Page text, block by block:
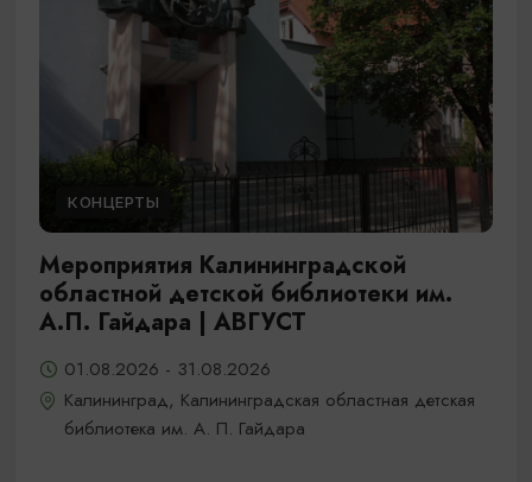
КОНЦЕРТЫ
Мероприятия Калининградской
областной детской библиотеки им.
А.П. Гайдара | АВГУСТ
01.08.2026 - 31.08.2026
Калининград, Калининградская областная детская
библиотека им. А. П. Гайдара